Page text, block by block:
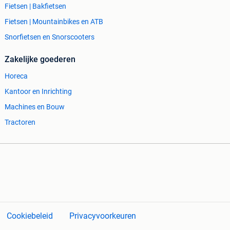
Fietsen | Bakfietsen
Fietsen | Mountainbikes en ATB
Snorfietsen en Snorscooters
Zakelijke goederen
Horeca
Kantoor en Inrichting
Machines en Bouw
Tractoren
Cookiebeleid Privacyvoorkeuren